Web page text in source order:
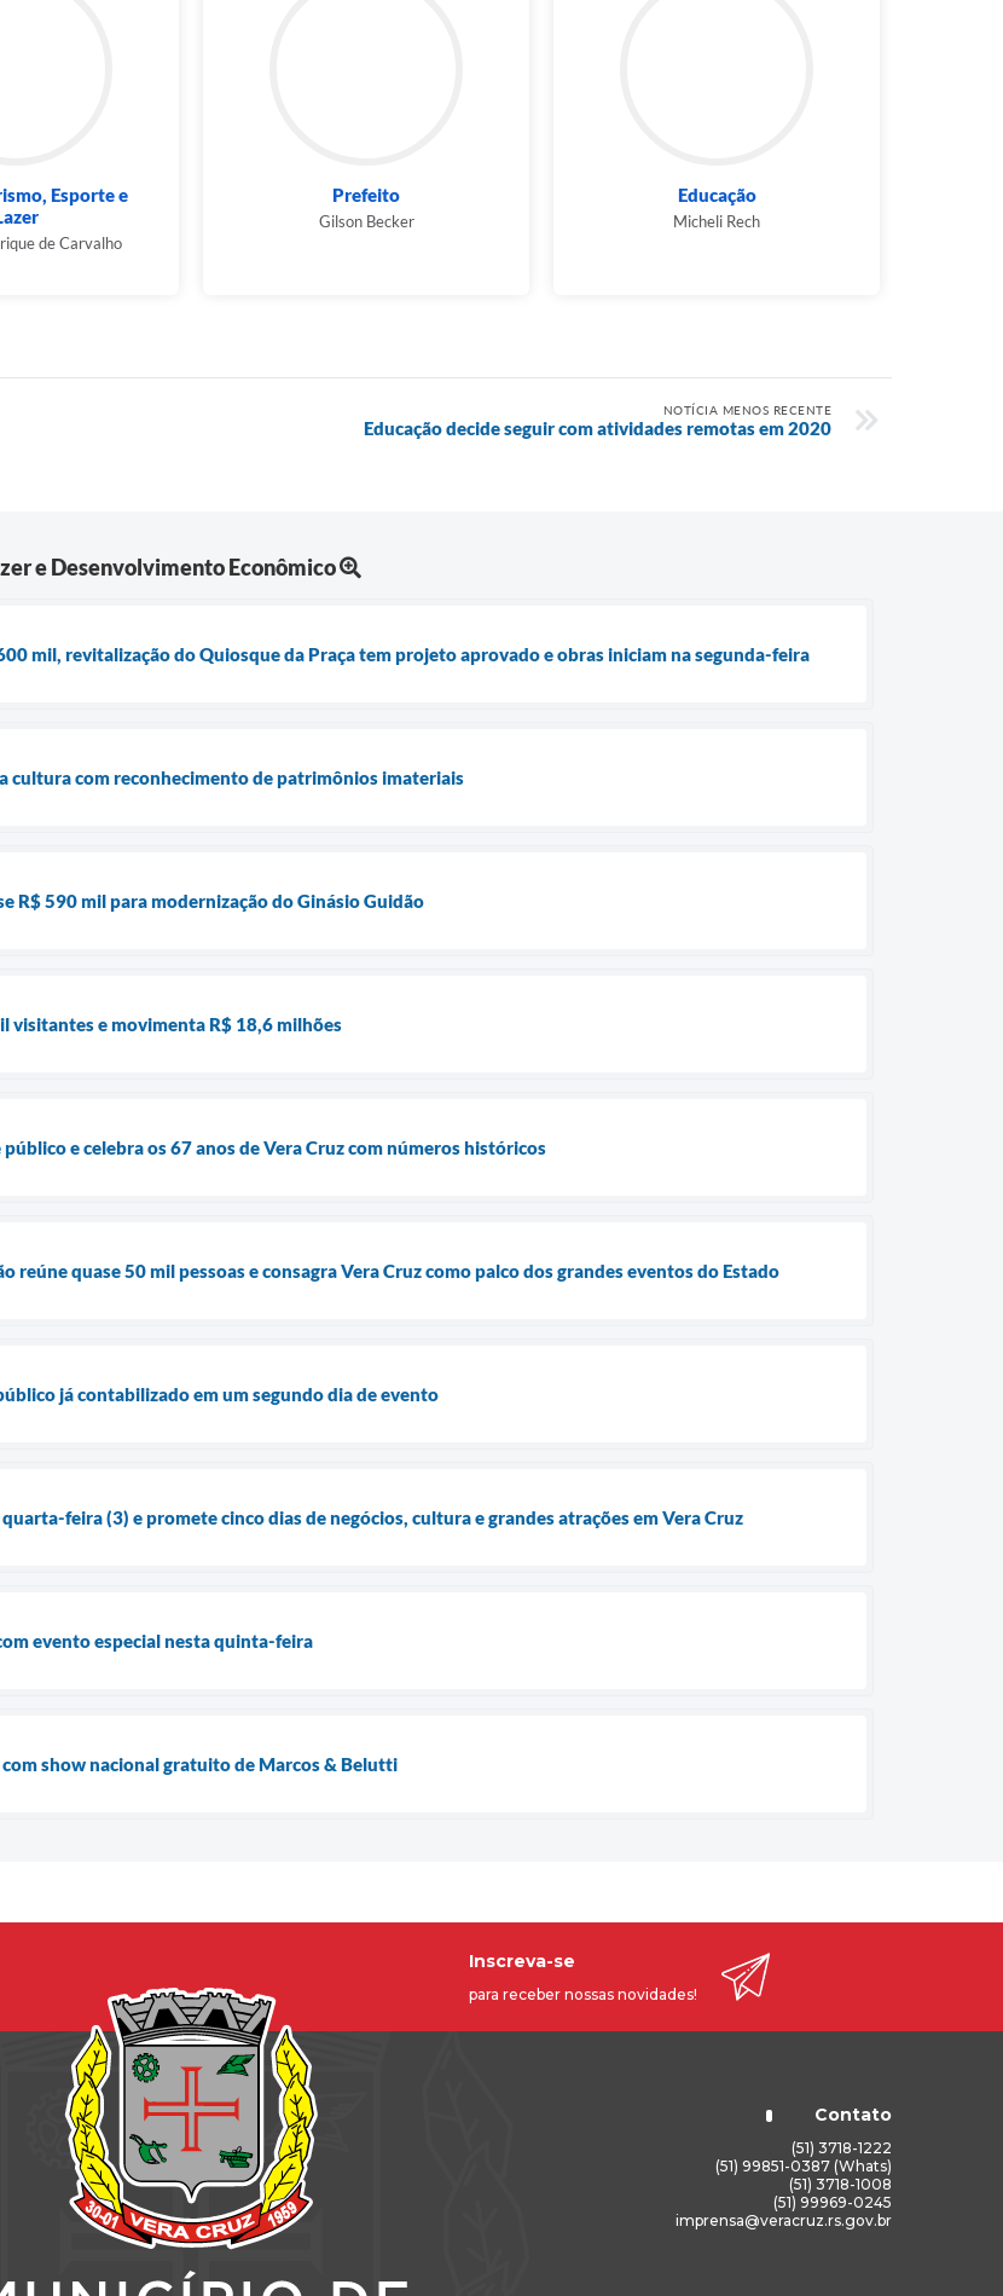
Esporte e
de Carvalho
Prefeito
Gilson Becker
Educação
Micheli Rech
NOTÍCIA MENOS RECENTE
Educação decide seguir com atividades remotas em 2020
e Desenvolvimento Econômico
mil, revitalização do Quiosque da Praça tem projeto aprovado e obras iniciam na segunda-feira
cultura com reconhecimento de patrimônios imateriais
R$ 590 mil para modernização do Ginásio Guidão
visitantes e movimenta R$ 18,6 milhões
e celebra os 67 anos de Vera Cruz com números históricos
reúne quase 50 mil pessoas e consagra Vera Cruz como palco dos grandes eventos do Estado
já contabilizado em um segundo dia de evento
feira (3) e promete cinco dias de negócios, cultura e grandes atrações em Vera Cruz
evento especial nesta quinta-feira
show nacional gratuito de Marcos & Belutti
Contato
(51) 3718-1222
(51) 99851-0387 (Whats)
(51) 3718-1008
(51) 99969-0245
imprensa@veracruz.rs.gov.br
Inscreva-se
para receber nossas novidades!